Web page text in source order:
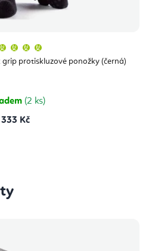
grip protiskluzové ponožky (černá)
produktu
je
hvězdiček.
(2 ks)
333 Kč